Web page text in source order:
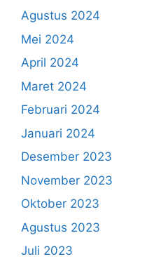
Agustus 2024
Mei 2024
April 2024
Maret 2024
Februari 2024
Januari 2024
Desember 2023
November 2023
Oktober 2023
Agustus 2023
Juli 2023